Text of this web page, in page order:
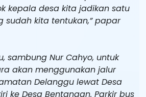
kepala desa kita jadikan satu
sudah kita tentukan,” papar
sambung Nur Cahyo, untuk
akan menggunakan jalur
Delanggu lewat Desa
ke Desa Bentangan. Parkir bus